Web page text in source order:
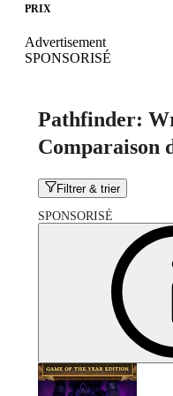
PRIX
Advertisement
SPONSORISÉ
Pathfinder:
Comparaison
Filtrer & trier
SPONSORISÉ